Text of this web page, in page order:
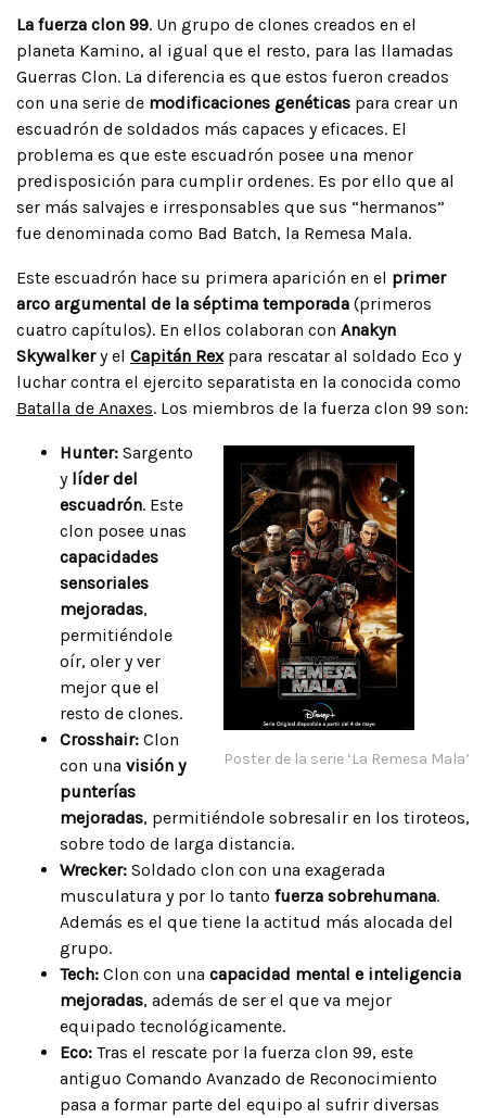
La fuerza clon 99. Un grupo de clones creados en el
planeta Kamino, al igual que el resto, para las llamadas
Guerras Clon. La diferencia es que estos fueron creados
con una serie de modificaciones genéticas para crear un
escuadrón de soldados más capaces y eficaces. El
problema es que este escuadrón posee una menor
predisposición para cumplir ordenes. Es por ello que al
ser más salvajes e irresponsables que sus “hermanos”
fue denominada como Bad Batch, la Remesa Mala.
Este escuadrón hace su primera aparición en el primer
arco argumental de la séptima temporada (primeros
cuatro capítulos). En ellos colaboran con Anakyn
Skywalkery el Capitán Rexpara rescatar al soldado Eco y
luchar contra el ejercito separatista en la conocida como
Batalla de Anaxes. Los miembros de la fuerza clon 99 son:
Poster de la serie ‘La Remesa Mala’
Hunter: Sargento
y líder del
escuadrón. Este
clon posee unas
capacidades
sensoriales
mejoradas,
permitiéndole
oír, oler y ver
mejor que el
resto de clones.
Crosshair: Clon
con una visión y
punterías
mejoradas, permitiéndole sobresalir en los tiroteos,
sobre todo de larga distancia.
Wrecker: Soldado clon con una exagerada
musculatura y por lo tanto fuerza sobrehumana.
Además es el que tiene la actitud más alocada del
grupo.
Tech: Clon con una capacidad mental e inteligencia
mejoradas, además de ser el que va mejor
equipado tecnológicamente.
Eco: Tras el rescate por la fuerza clon 99, este
antiguo Comando Avanzado de Reconocimiento
pasa a formar parte del equipo al sufrir diversas